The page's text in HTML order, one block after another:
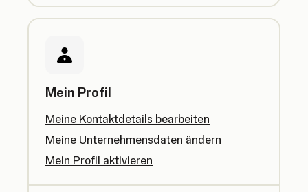
Mein Profil
Meine Kontaktdetails bearbeiten
Meine Unternehmensdaten ändern
Mein Profil aktivieren